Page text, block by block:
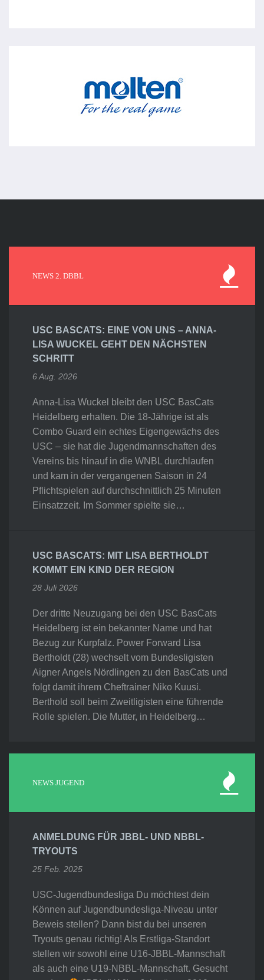
NEWS 2. DBBL
USC BASCATS: EINE VON UNS – ANNA-
LISA WUCKEL GEHT DEN NÄCHSTEN
SCHRITT
6 Aug. 2026
Anna-Lisa Wuckel bleibt den USC BasCats
Heidelberg erhalten. Die 18-Jährige ist als
Combo Guard ein echtes Eigengewächs des
USC – sie hat die Jugendmannschaften des
Vereins bis hinauf in die WNBL durchlaufen
und kam in der vergangenen Saison in 24
Pflichtspielen auf durchschnittlich 25 Minuten
Einsatzzeit. Im Sommer spielte sie…
USC BASCATS: MIT LISA BERTHOLDT
KOMMT EIN KIND DER REGION
28 Juli 2026
Der dritte Neuzugang bei den USC BasCats
Heidelberg ist ein bekannter Name und hat
Bezug zur Kurpfalz. Power Forward Lisa
Bertholdt (28) wechselt vom Bundesligisten
Aigner Angels Nördlingen zu den BasCats und
folgt damit ihrem Cheftrainer Niko Kuusi.
Berthold soll beim Zweitligisten eine führende
Rolle spielen. Die Mutter, in Heidelberg…
NEWS JUGEND
ANMELDUNG FÜR JBBL- UND NBBL-
TRYOUTS
25 Feb. 2025
USC-Jugendbundesliga Du möchtest dein
Können auf Jugendbundesliga-Niveau unter
Beweis stellen? Dann bist du bei unseren
Tryouts genau richtig! Als Erstliga-Standort
stellen wir sowohl eine U16-JBBL-Mannschaft
als auch eine U19-NBBL-Mannschaft. Gesucht